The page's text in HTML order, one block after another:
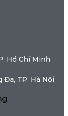
Hồ Chí Minh
Đa, TP. Hà Nội